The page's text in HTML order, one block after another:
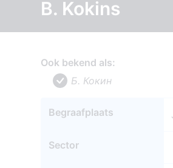
B. Kokins
Ook bekend als:
Б. Кокин
Begraafplaats
Sector